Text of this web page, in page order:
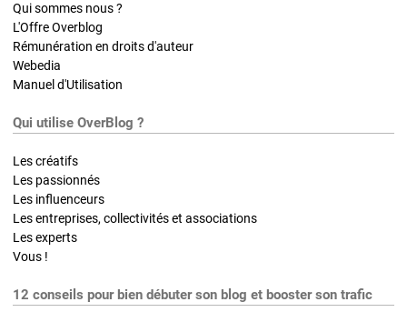
Qui sommes nous ?
L'Offre Overblog
Rémunération en droits d'auteur
Webedia
Manuel d'Utilisation
Qui utilise OverBlog ?
Les créatifs
Les passionnés
Les influenceurs
Les entreprises, collectivités et associations
Les experts
Vous !
12 conseils pour bien débuter son blog et booster son trafic